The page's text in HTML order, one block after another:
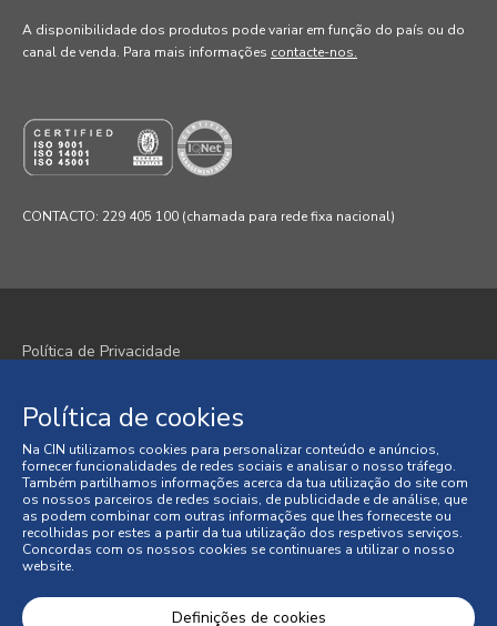
A disponibilidade dos produtos pode variar em função do país ou do
canal de venda. Para mais informações contacte-nos.
CONTACTO: 229 405 100 (chamada para rede fixa nacional)
Política de Privacidade
Termos e Condições
Condições Gerais de Venda
Litígios de Consumo
Livro de Reclamações Online
© 2026 CIN, S.A.
Política de cookies
Na CIN utilizamos cookies para personalizar conteúdo e anúncios,
fornecer funcionalidades de redes sociais e analisar o nosso tráfego.
Também partilhamos informações acerca da tua utilização do site com
os nossos parceiros de redes sociais, de publicidade e de análise, que
as podem combinar com outras informações que lhes forneceste ou
recolhidas por estes a partir da tua utilização dos respetivos serviços.
Concordas com os nossos cookies se continuares a utilizar o nosso
website.
Definições de cookies